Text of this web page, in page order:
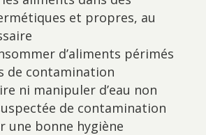
et propres, au
d’aliments périmés
de contamination
ni manipuler d’eau non
de contamination
une bonne hygiène